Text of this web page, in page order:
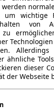
um wichtige
von
zu
Allerdings
ähnliche
dieser
der Webseite